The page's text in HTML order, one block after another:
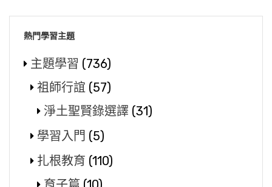
熱門學習主題
主題學習 (736)
祖師行誼 (57)
淨土聖賢錄選譯 (31)
學習入門 (5)
扎根教育 (110)